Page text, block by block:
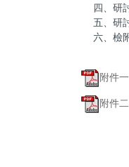
四、研
五、研
六、檢
附件
附件